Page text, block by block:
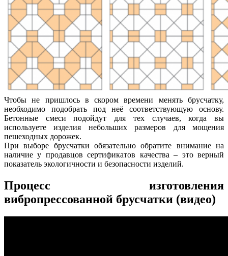
Чтобы не пришлось в скором времени менять брусчатку,
необходимо подобрать под неё соответствующую основу.
Бетонные смеси подойдут для тех случаев, когда вы
используете изделия небольших размеров для мощения
пешеходных дорожек.
При выборе брусчатки обязательно обратите внимание на
наличие у продавцов сертификатов качества – это верный
показатель экологичности и безопасности изделий.
Процесс изготовления
вибропрессованной брусчатки (видео)